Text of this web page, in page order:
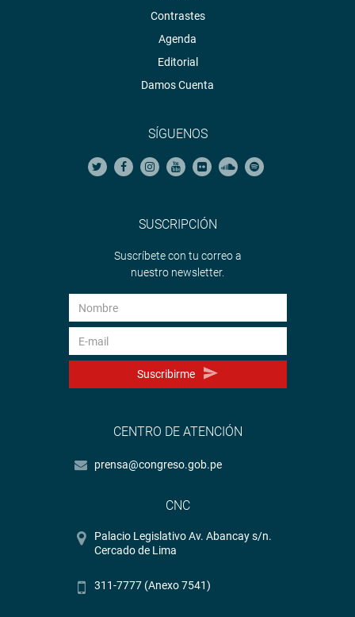
Contrastes
Agenda
Editorial
Damos Cuenta
SÍGUENOS
SUSCRIPCIÓN
Suscríbete con tu correo a
nuestro newsletter.
Suscribirme
CENTRO DE ATENCIÓN
prensa@congreso.gob.pe
CNC
Palacio Legislativo Av. Abancay s/n.
Cercado de Lima
311-7777 (Anexo 7541)